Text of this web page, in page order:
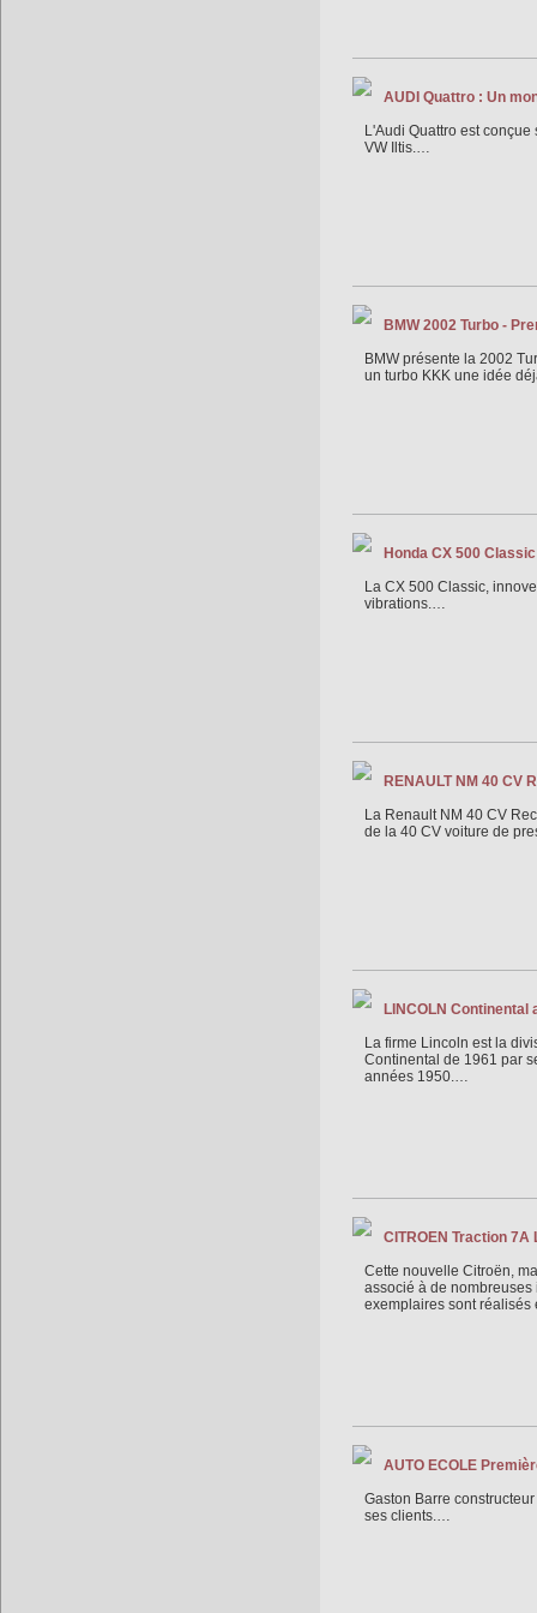
AUDI Quattro : Un
L'Audi Quattro est
VW Iltis.…
BMW 2002 Turbo -
BMW présente la 2002
un turbo KKK une idée
Honda CX 500
La CX 500 Classic,
vibrations.…
RENAULT NM 40 CV
La Renault NM 40 CV
de la 40 CV voiture de
LINCOLN
La firme Lincoln est la
Continental de 1961 par
années 1950.…
CITROEN Traction
Cette nouvelle Citroën,
associé à de
exemplaires sont
AUTO ECOLE
Gaston Barre
ses clients.…